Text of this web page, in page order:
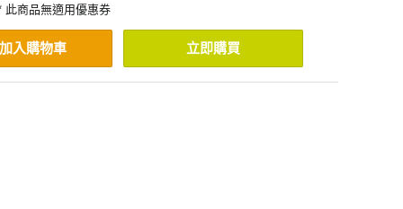
此商品無適用優惠券
加入購物車 立即購買